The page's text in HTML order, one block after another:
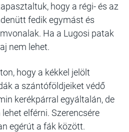
hogy a régi- és az
fedik egymást és
Ha a Lugosi patak
nem lehet.
hogy a kékkel jelölt
a szántóföldjeiket védő
kerékpárral egyáltalán, de
elférni. Szerencsére
egérút a fák között.